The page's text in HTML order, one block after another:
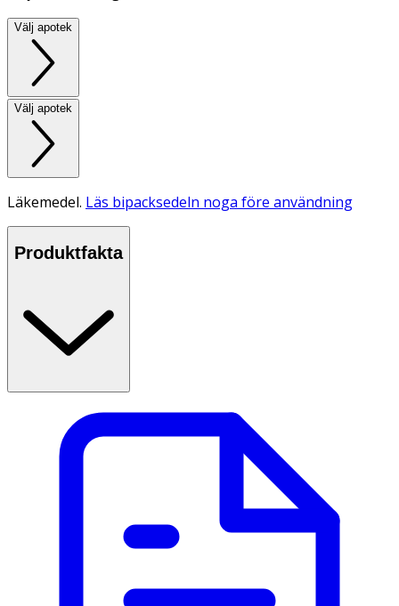
Välj apotek
Välj apotek
Läkemedel. Läs bipacksedeln noga före användning
Produktfakta